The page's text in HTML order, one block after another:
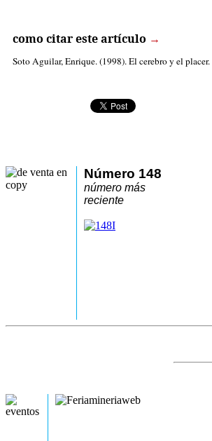
como citar este artículo →
Soto Aguilar, Enrique. (1998). El cerebro y el placer.
Número 148
número más
reciente